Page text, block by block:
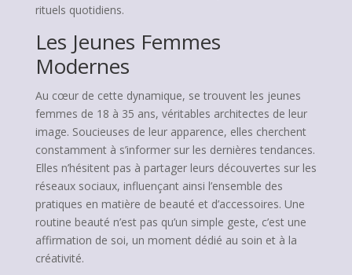
rituels quotidiens.
Les Jeunes Femmes
Modernes
Au cœur de cette dynamique, se trouvent les jeunes
femmes de 18 à 35 ans, véritables architectes de leur
image. Soucieuses de leur apparence, elles cherchent
constamment à s’informer sur les dernières tendances.
Elles n’hésitent pas à partager leurs découvertes sur les
réseaux sociaux, influençant ainsi l’ensemble des
pratiques en matière de beauté et d’accessoires. Une
routine beauté n’est pas qu’un simple geste, c’est une
affirmation de soi, un moment dédié au soin et à la
créativité.